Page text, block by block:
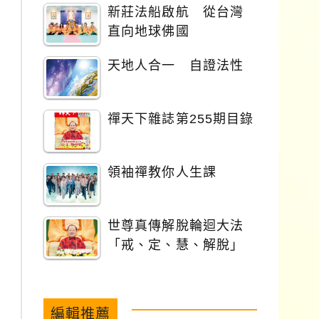
新莊法船啟航 從台灣
直向地球佛國
天地人合一 自證法性
禪天下雜誌第255期目錄
領袖禪教你人生課
世尊真傳解脫輪迴大法
「戒、定、慧、解脫」
編輯推薦